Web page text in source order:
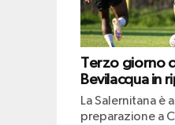
Terzo giorno
Bevilacqua in
La Salernitana è
preparazione a